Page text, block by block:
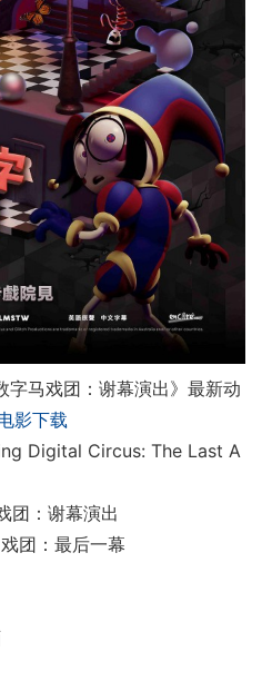
字马戏团：谢幕演出》最新动
影下载
Circus: The Last A
：谢幕演出
：最后一幕